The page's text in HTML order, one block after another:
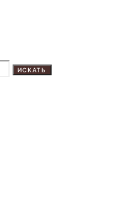
ИСКАТЬ